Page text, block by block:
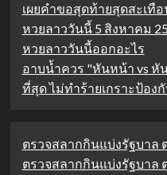
เผยคำขอสุดท้ายสุดสะเทือ
หวยลาววันนี้ 5 สิงหาคม
หวยลาววันนี้ออกอะไร
อาบน้ำควร "หันหน้า vs หั
ที่สุด ไม่ทำร้ายเกราะป้อง
ตรวจสลากกินแบ่งรัฐบาล
ตรวจสลากกินแบ่งรัฐบาล